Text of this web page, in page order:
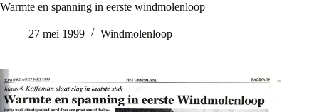
Warmte en spanning in eerste windmolenloop
27 mei 1999 Windmolenloop